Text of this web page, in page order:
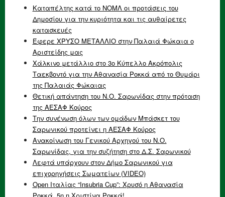
Καταπέλτης κατά το ΝΟΜΛ οι προτάσεις του
Δημοσίου για την κυριότητα και τις αυθαίρετες
κατασκευές
Έφερε ΧΡΥΣΟ ΜΕΤΑΛΛΙΟ στην Παλαιά Φώκαια ο
Αριστείδης μας
Χάλκινο μετάλλιο στο 3ο Κύπελλο Ακρόπολις
Ταεκβοντό για την Αθανασία Ροκκά από το Θυμάρι
της Παλαιάς Φώκαιας
Θετική απάντηση του Ν.Ο. Σαρωνίδας στην πρόταση
της ΑΕΣΑΦ Κούρος
Την συνένωση όλων των ομάδων Μπάσκετ του
Σαρωνικού προτείνει η ΑΕΣΑΦ Κούρος
Ανακοίνωση του Γενικού Αρχηγού του Ν.Ο.
Σαρωνίδας, για την συζήτηση στο Δ.Σ. Σαρωνικού
Λεφτά υπάρχουν στον Δήμο Σαρωνικού για
επιχορηγήσεις Σωματείων (VIDEO)
Open Ιταλίας “Insubria Cup”: Χρυσό η Αθανασία
Ροκκά, 5η η Χριστίνα Ροκκά!